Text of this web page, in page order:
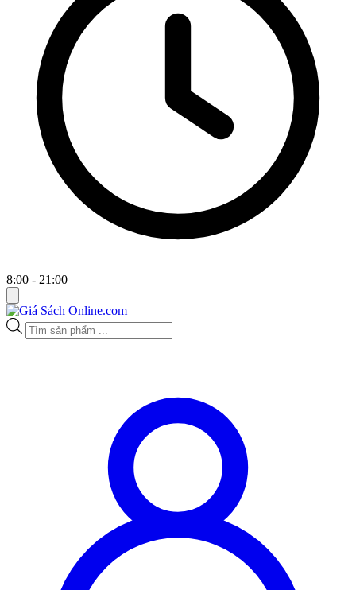
8:00 - 21:00
Tìm
kiếm